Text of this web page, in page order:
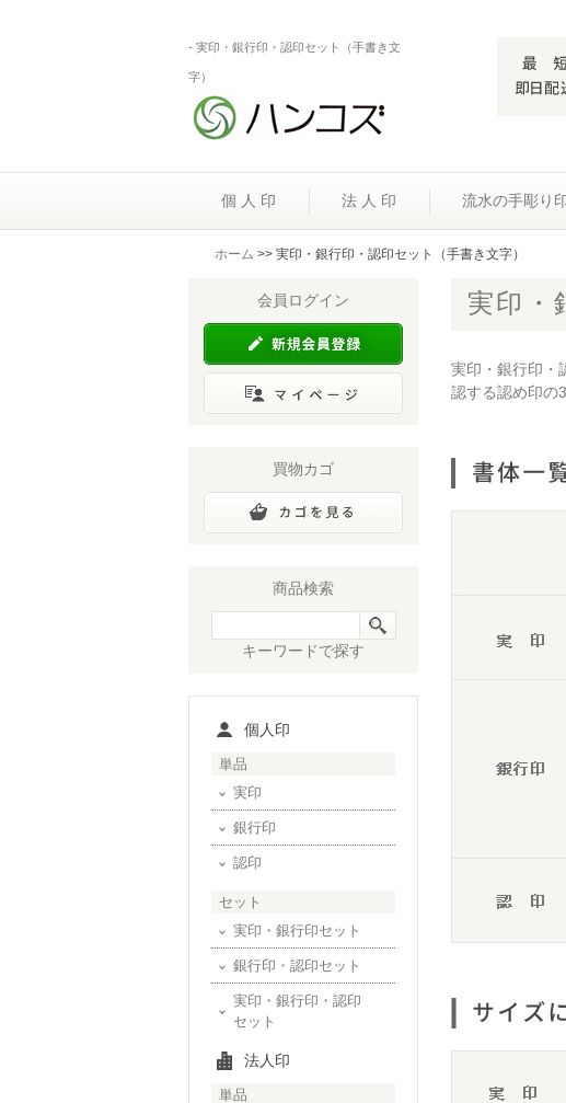
- 実印・銀行印・認印セット（手書き文
字）
個 人 印 法 人 印 流水の手彫り
ホーム >> 実印・銀行印・認印セット（手書き文字）
実印・
実印・銀行印・
認する認め印の
会員ログイン
買物カゴ
商品検索
キーワードで探す
個人印
単品
実印
銀行印
認印
セット
実印・銀行印セット
銀行印・認印セット
実印・銀行印・認印
セット
法人印
単品